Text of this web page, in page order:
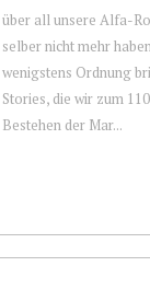
über all unsere Alfa-
selber nicht mehr
wenigstens Ordnung
Stories, die wir zum
Bestehen der Mar...